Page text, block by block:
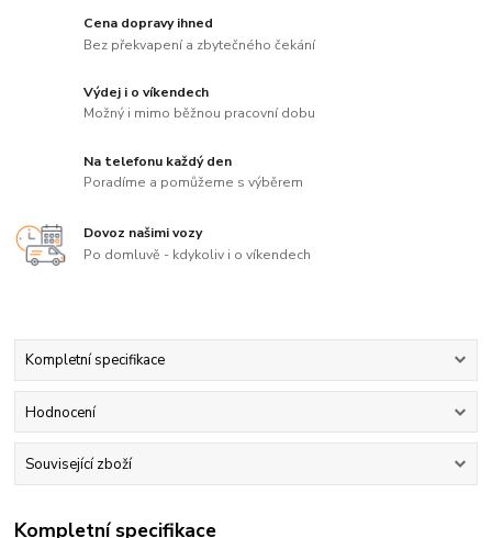
Cena dopravy ihned
Bez překvapení a zbytečného čekání
Výdej i o víkendech
Možný i mimo běžnou pracovní dobu
Na telefonu každý den
Poradíme a pomůžeme s výběrem
Dovoz našimi vozy
Po domluvě - kdykoliv i o víkendech
Kompletní specifikace
Hodnocení
Související zboží
Kompletní specifikace